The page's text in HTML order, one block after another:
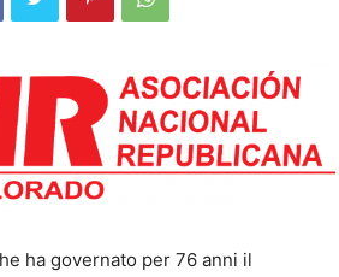
ha governato per 76 anni il